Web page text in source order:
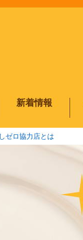
新着情報
ゼロ協力店とは